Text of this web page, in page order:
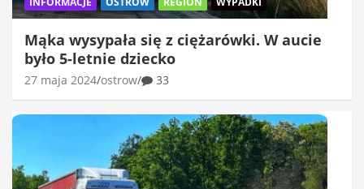
Mąka wysypała się z ciężarówki. W aucie
było 5-letnie dziecko
27 maja 2024 ostrow 33